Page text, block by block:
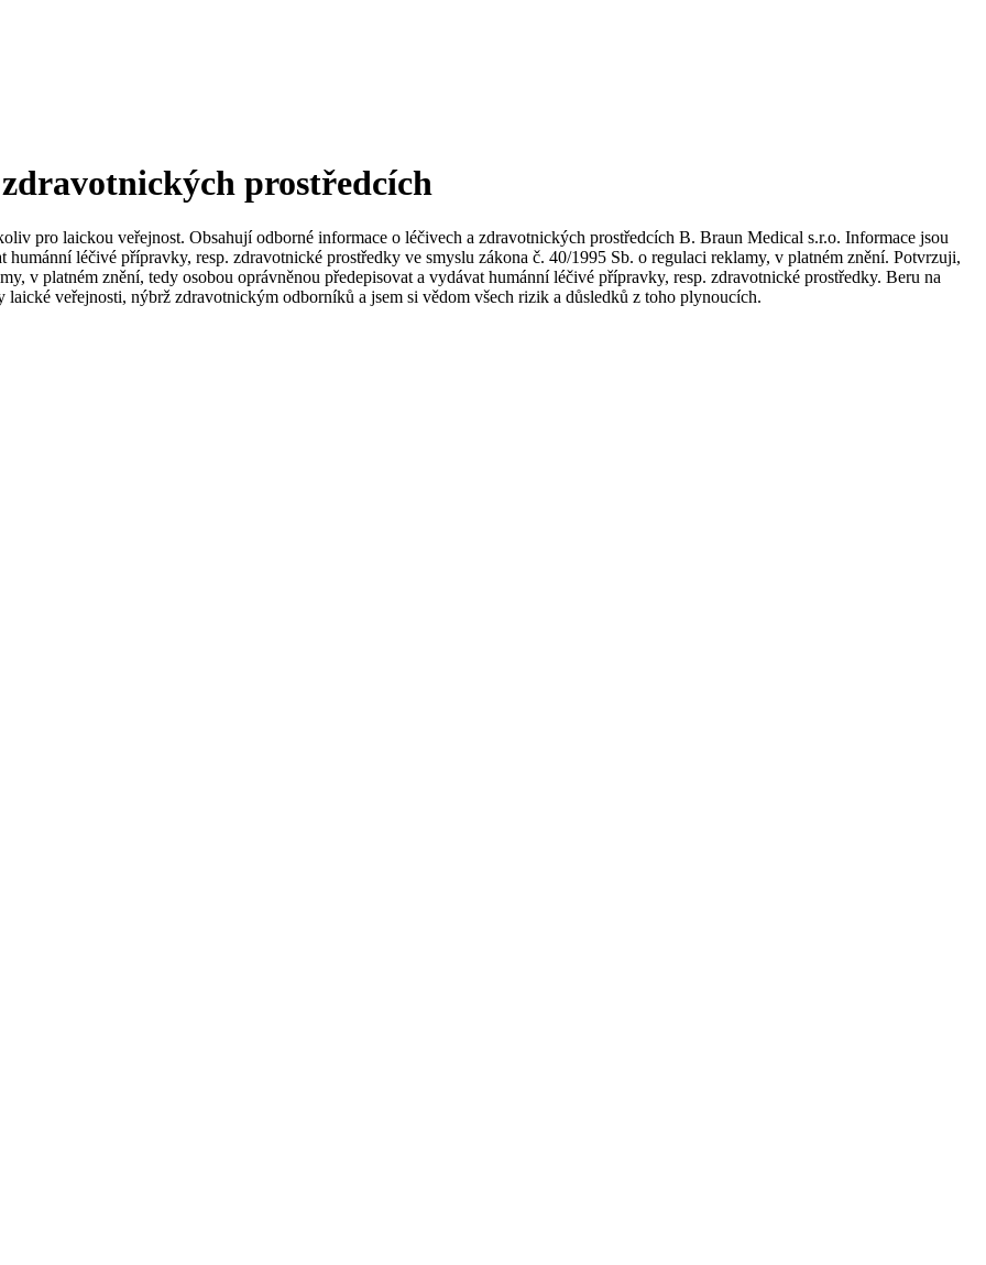
střediscích v České republice. Více informací se dozvíte na stránkách jednotlivých středisek.
pro zajímavé pozice.​
prostředcích
pro laickou veřejnost. Obsahují odborné informace o léčivech a zdravotnických prostředcích B. Braun Medical s.r.o. Informace jsou
léčivé přípravky, resp. zdravotnické prostředky ve smyslu zákona č. 40/1995 Sb. o regulaci reklamy, v platném znění. Potvrzuji,
v platném znění, tedy osobou oprávněnou předepisovat a vydávat humánní léčivé přípravky, resp. zdravotnické prostředky. Beru na
laické veřejnosti, nýbrž zdravotnickým odborníků a jsem si vědom všech rizik a důsledků z toho plynoucích.